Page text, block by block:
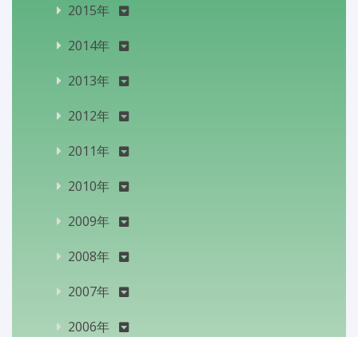
2015年
2014年
2013年
2012年
2011年
2010年
2009年
2008年
2007年
2006年